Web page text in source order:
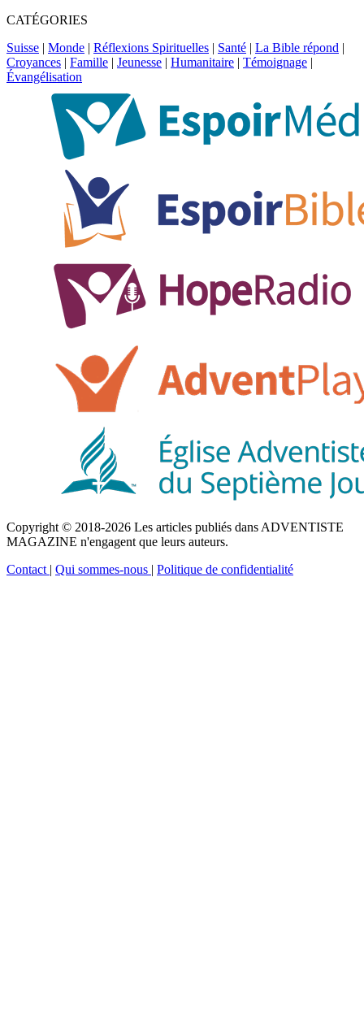
CATÉGORIES
Suisse | Monde | Réflexions Spirituelles | Santé | La Bible répond |
Croyances | Famille | Jeunesse | Humanitaire | Témoignage |
Évangélisation
Copyright © 2018-2026 Les articles publiés dans ADVENTISTE
MAGAZINE n'engagent que leurs auteurs.
Contact | Qui sommes-nous | Politique de confidentialité